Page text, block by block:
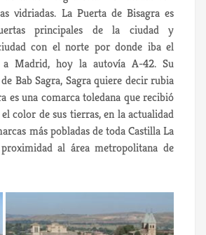
vidriadas. La Puerta de Bisagra es
principales de la ciudad y
con el norte por donde iba el
a Madrid, hoy la autovía A-42. Su
Bab Sagra, Sagra quiere decir rubia
es una comarca toledana que recibió
color de sus tierras, en la actualidad
más pobladas de toda Castilla La
al área metropolitana de